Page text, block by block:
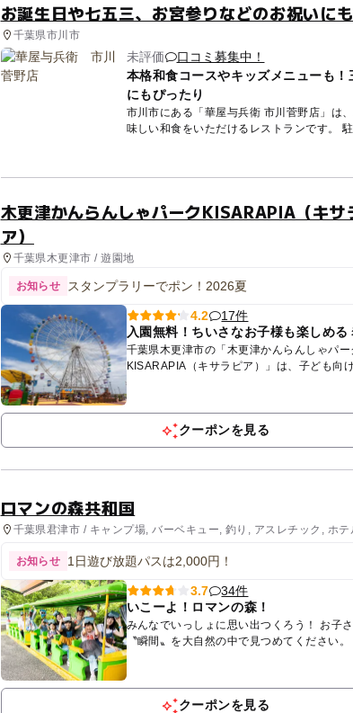
お誕生日や七五三、お宮参りなどのお祝いにも
千葉県市川市
未評価
口コミ募集中！
本格和食コースやキッズメニューも！
にもぴったり
市川市にある「華屋与兵衛 市川菅野店」は
味しい和食をいただけるレストランです。
木更津かんらんしゃパークKISARAPIA（キサ
ア）
千葉県木更津市 / 遊園地
お知らせ スタンプラリーでポン！2026夏
4.2
17件
入園無料！ちいさなお子様も楽しめる
千葉県木更津市の「木更津かんらんしゃパー
KISARAPIA（キサラピア）」は、子ども向
シンボルの観覧車は、高さ60m！ 晴れた日
アラインの先に美...
クーポンを見る
ロマンの森共和国
千葉県君津市 / キャンプ場, バーベキュー, 釣り, アスレチック, ホテ
お知らせ 1日遊び放題パスは2,000円！
3.7
34件
いこーよ！ロマンの森！
みんなでいっしょに思い出つくろう！ お子さまが成長する
〝瞬間〟を大自然の中で見つめてください。 「ほら、水の
音が聞こえるよ」「お魚がいっぱいいるね！
ん...
クーポンを見る